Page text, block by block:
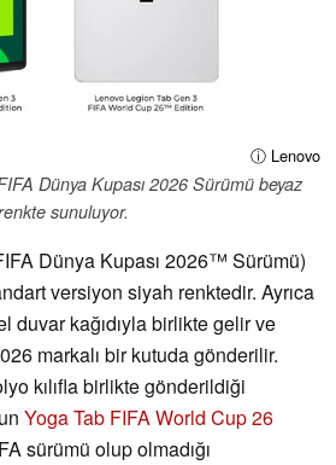
ⓘ Lenovo
Dünya Kupası 2026 Sürümü beyaz
sunuluyor.
Dünya Kupası 2026™ Sürümü)
versiyon siyah renktedir. Ayrıca
duvar kağıdıyla birlikte gelir ve
markalı bir kutuda gönderilir.
kılıfla birlikte gönderildiği
Yoga Tab FIFA World Cup 26
sürümü olup olmadığı